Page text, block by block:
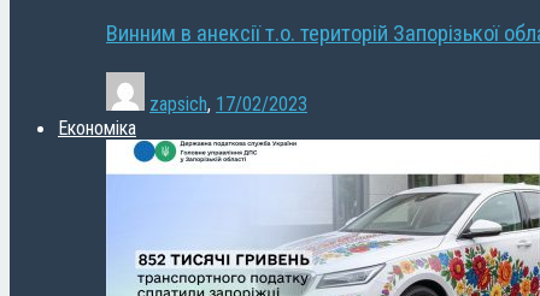
Винним в анексії т.о. територій Запорізької
zapsich, 17/02/2023
Економіка